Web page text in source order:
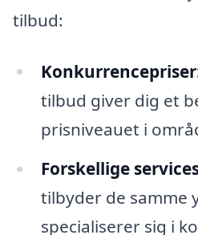
tilbud:
tilbud giver dig et
prisniveauet i
Forskellige
tilbyder de samme
specialiserer sig i